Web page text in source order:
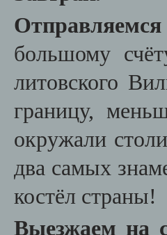
большому
литовского
границу,
окружали
два самых
костёл страны!
Выезжаем на